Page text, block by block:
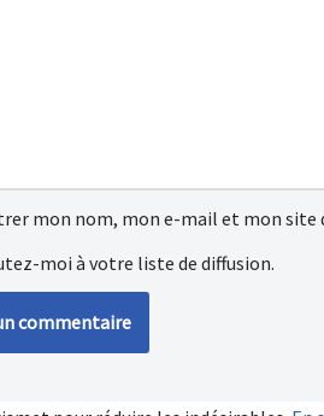
mon nom, mon e-mail et mon
moi à votre liste de diffusion.